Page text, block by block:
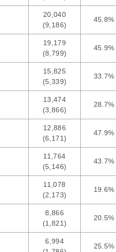
20,040
(9,186)
45.8%
19,179
(8,799)
45.9%
15,825
(5,339)
33.7%
13,474
(3,866)
28.7%
12,886
(6,171)
47.9%
11,764
(5,146)
43.7%
11,078
(2,173)
19.6%
8,866
(1,821)
20.5%
6,994
25.5%